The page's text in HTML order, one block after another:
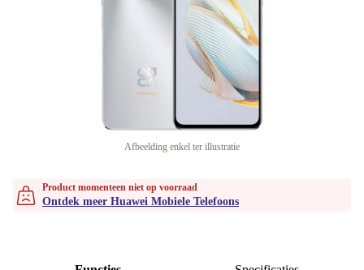
Afbeelding enkel ter illustratie
Product momenteen niet op voorraad
Ontdek meer Huawei Mobiele Telefoons